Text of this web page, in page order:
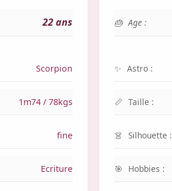
22 ans
Scorpion
1m74 / 78kgs
fine
Ecriture
Age :
Astro :
Taille :
Silhouette :
Hobbies :